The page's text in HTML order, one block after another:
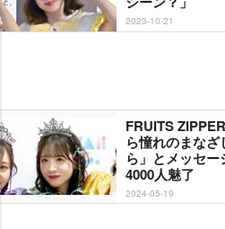
2023-10-21
FRUITS
ら憧れのまな
ら」とメッセ
4000人魅了
2024-05-19